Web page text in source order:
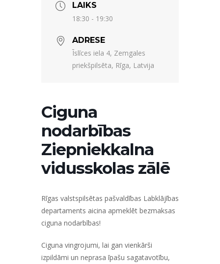
LAIKS
18:30 - 19:30
ADRESE
Īslīces iela 4, Zemgales
priekšpilsēta, Rīga, Latvija
Ciguna
nodarbības
Ziepniekkalna
vidusskolas zālē
Rīgas valstspilsētas pašvaldības Labklājības
departaments aicina apmeklēt bezmaksas
ciguna nodarbības!
Ciguna vingrojumi, lai gan vienkārši
izpildāmi un neprasa īpašu sagatavotību,